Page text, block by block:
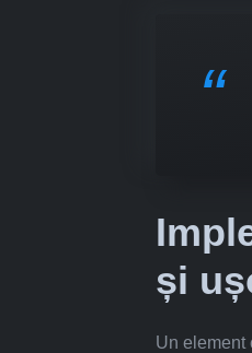
și
Un element